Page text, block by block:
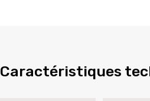
Caractéristiques